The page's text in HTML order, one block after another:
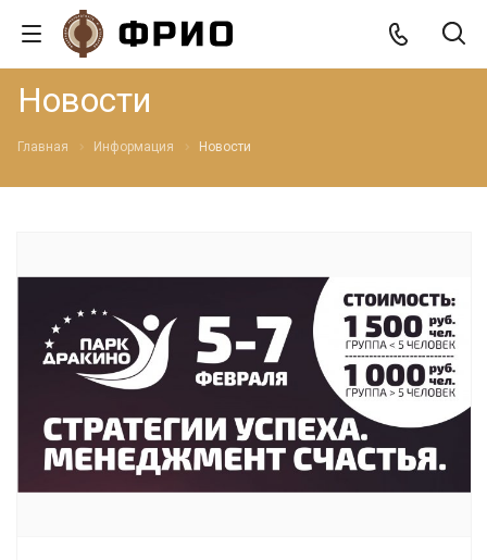
Новости
Главная Информация Новости